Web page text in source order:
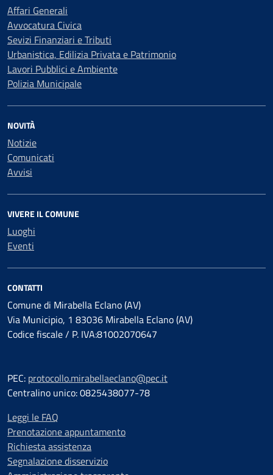
Affari Generali
Avvocatura Civica
Sevizi Finanziari e Tributi
Urbanistica, Edilizia Privata e Patrimonio
Lavori Pubblici e Ambiente
Polizia Municipale
NOVITÀ
Notizie
Comunicati
Avvisi
VIVERE IL COMUNE
Luoghi
Eventi
CONTATTI
Comune di Mirabella Eclano (AV)
Via Municipio, 1 83036 Mirabella Eclano (AV)
Codice fiscale / P. IVA:81002070647
PEC: protocollo.mirabellaeclano@pec.it
Centralino unico: 0825438077-78
Leggi le FAQ
Prenotazione appuntamento
Richiesta assistenza
Segnalazione disservizio